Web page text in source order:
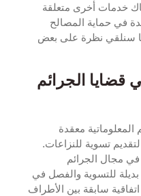
خدمات أخرى متعلقة
في حماية المصالح
سنلقي نظرة على بعض
قضايا الجرائم
المعلوماتية معقدة
تسوية للنزاعات.
في مجال الجرائم
بديلة للتسوية والفصل في
سابقة بين الأطراف